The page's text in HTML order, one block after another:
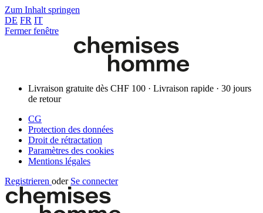
Zum Inhalt springen
DE FR IT
Fermer fenêtre
Livraison gratuite dès CHF 100 · Livraison rapide · 30 jours
de retour
CG
Protection des données
Droit de rétractation
Paramètres des cookies
Mentions légales
Registrieren oder Se connecter